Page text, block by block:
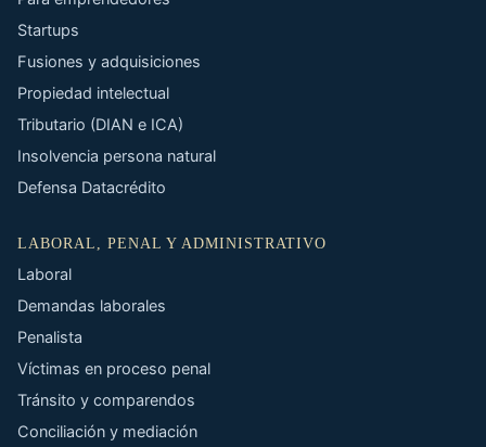
Startups
Fusiones y adquisiciones
Propiedad intelectual
Tributario (DIAN e ICA)
Insolvencia persona natural
Defensa Datacrédito
LABORAL, PENAL Y ADMINISTRATIVO
Laboral
Demandas laborales
Penalista
Víctimas en proceso penal
Tránsito y comparendos
Conciliación y mediación